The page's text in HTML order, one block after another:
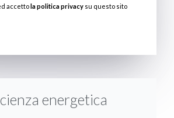
accettola politica privacy su questo sito
energetica